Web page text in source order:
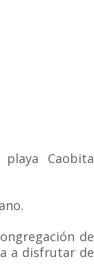
Caobita
de
a disfrutar de